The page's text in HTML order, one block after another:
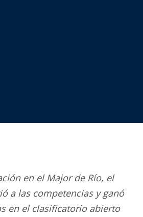
en el Major de Río, el
a las competencias y ganó
en el clasificatorio abierto